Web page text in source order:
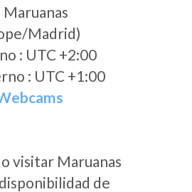
Madrid)
: UTC +2:00
: UTC +1:00
visitar Maruanas
de